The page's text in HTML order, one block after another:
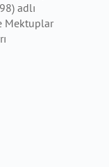
adlı
Mektuplar